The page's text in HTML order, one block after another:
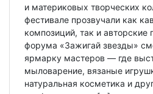
и материковых творческих
фестивале прозвучали как
композиций, так и авторские
форума «Зажигай звезды»
ярмарку мастеров — где
мыловарение, вязаные
натуральная косметика и